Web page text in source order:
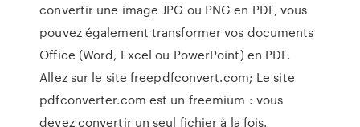
convertir une image JPG ou PNG en PDF, vous
pouvez également transformer vos documents
Office (Word, Excel ou PowerPoint) en PDF.
Allez sur le site freepdfconvert.com; Le site
pdfconverter.com est un freemium : vous
devez convertir un seul fichier à la fois.